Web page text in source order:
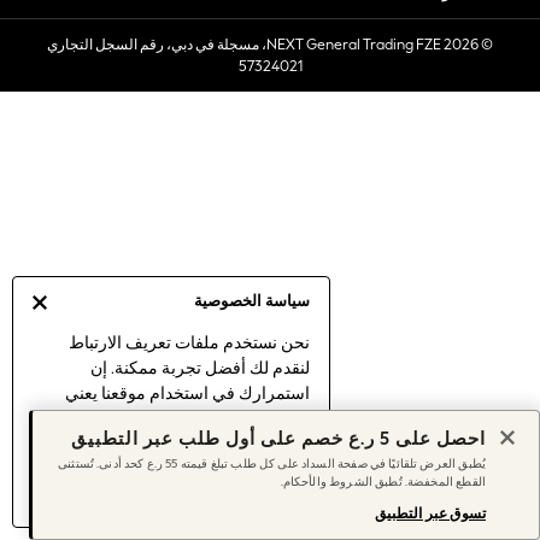
سياسة الخصوصية
نحن نستخدم ملفات تعريف الارتباط
لنقدم لك أفضل تجربة ممكنة. إن
استمرارك في استخدام موقعنا يعني
الارتباط.
اكتشف المزيد عن إدارة إعدادات ملفات
تعريف الارتباط (الكوكيز).
Sets & Outfits
Linen Collection
Women's Holiday Shop
Women's Travel Styles
Linen Collection
Tops & T-Shirts
Cover Ups & Kaftans
Sandals
Swimwear
© 2026 NEXT General Trading FZE، مسجلة في دبي، رقم السجل التجاري
57324021
احصل على 5 ر.ع خصم على أول طلب عبر التطبيق
يُطبق العرض تلقائيًا في صفحة السداد على كل طلب تبلغ قيمته 55 ر.ع كحد أدنى. تُستثنى
القطع المخفضة. تُطبق الشروط والأحكام.
تسوق عبر التطبيق